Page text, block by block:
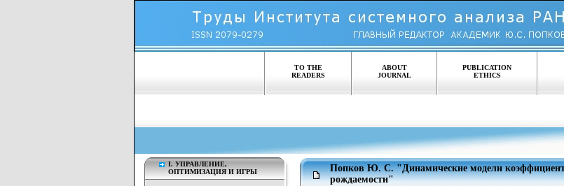
TO THE
READERS
ABOUT
JOURNAL
PUBLICATION
ETHICS
I. УПРАВЛЕНИЕ,
ОПТИМИЗАЦИЯ И ИГРЫ
Попков Ю. С. "Динамические модели
рождаемости"